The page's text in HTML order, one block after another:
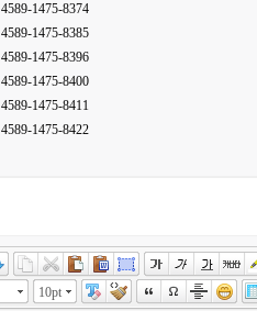
4589-1475-8374
4589-1475-8385
4589-1475-8396
4589-1475-8400
4589-1475-8411
4589-1475-8422
10pt